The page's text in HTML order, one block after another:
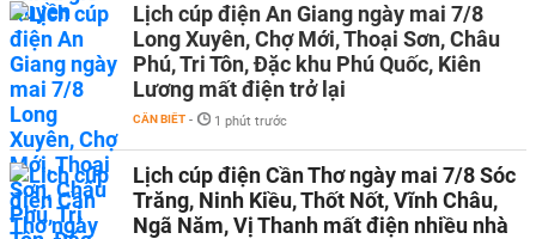
Lịch cúp điện An Giang ngày mai 7/8
Long Xuyên, Chợ Mới, Thoại Sơn, Châu
Phú, Tri Tôn, Đặc khu Phú Quốc, Kiên
Lương mất điện trở lại
CẦN BIẾT - 1 phút trước
Lịch cúp điện Cần Thơ ngày mai 7/8 Sóc
Trăng, Ninh Kiều, Thốt Nốt, Vĩnh Châu,
Ngã Năm, Vị Thanh mất điện nhiều nhà